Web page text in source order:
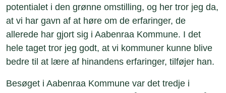
potentialet i den grønne omstilling, og her tror jeg da,
at vi har gavn af at høre om de erfaringer, de
allerede har gjort sig i Aabenraa Kommune. I det
hele taget tror jeg godt, at vi kommuner kunne blive
bedre til at lære af hinandens erfaringer, tilføjer han.
Besøget i Aabenraa Kommune var det tredje i